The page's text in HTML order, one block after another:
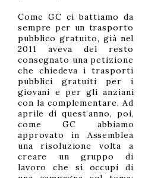
Come GC ci battiamo da
sempre per un trasporto
pubblico gratuito, già nel
2011 aveva del resto
consegnato una petizione
che chiedeva i trasporti
pubblici gratuiti per i
giovani e per gli anziani
con la complementare. Ad
aprile di quest’anno, poi,
come GC abbiamo
approvato in Assemblea
una risoluzione volta a
creare un gruppo di
lavoro che si occupi di